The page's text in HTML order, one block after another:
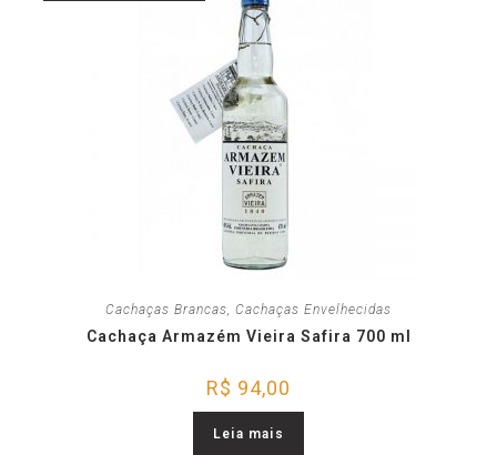
Cachaças Brancas Cachaças Envelhecidas
Cachaça Armazém Vieira Safira 700 ml
R$ 94,00
Leia mais